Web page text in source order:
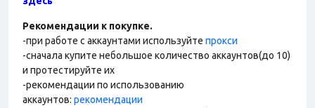
Рекомендации к покупке.
-при работе с аккаунтами используйте прокси
-сначала купите небольшое количество аккаунтов(до 10)
и протестируйте их
-рекомендации по использованию
аккаунтов: рекомендации